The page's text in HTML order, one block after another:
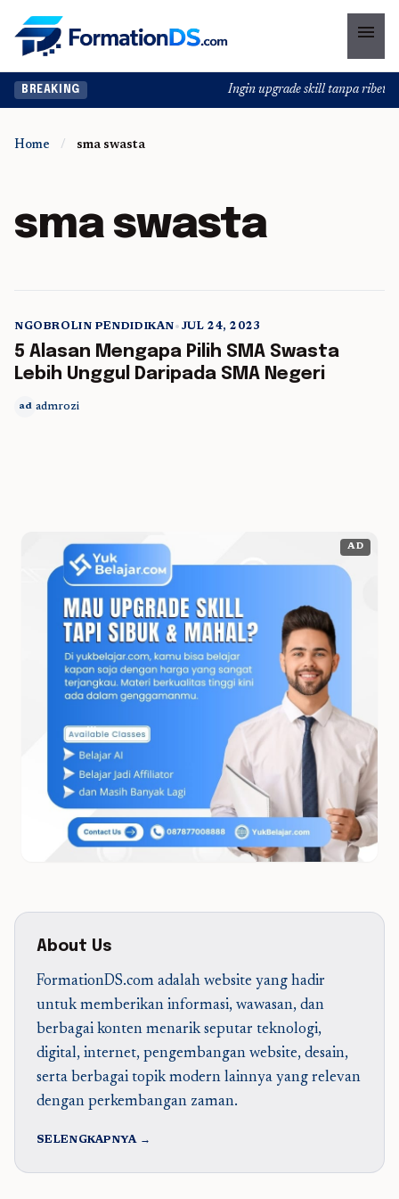
menu
BREAKING Ingin upgrade skill tanpa ribet?
Home / sma swasta
sma swasta
5 min read
NGOBROLIN PENDIDIKAN• JUL 24, 2023
5 Alasan Mengapa Pilih SMA Swasta
Lebih Unggul Daripada SMA Negeri
ad admrozi
AD
About Us
FormationDS.com adalah website yang hadir
untuk memberikan informasi, wawasan, dan
berbagai konten menarik seputar teknologi,
digital, internet, pengembangan website, desain,
serta berbagai topik modern lainnya yang relevan
dengan perkembangan zaman.
SELENGKAPNYA →